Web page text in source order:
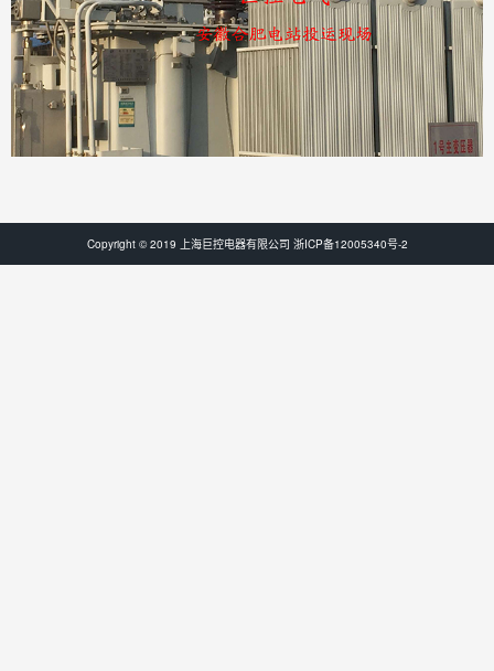
Copyright © 2019 上海巨控电器有限公司 浙ICP备12005340号-2